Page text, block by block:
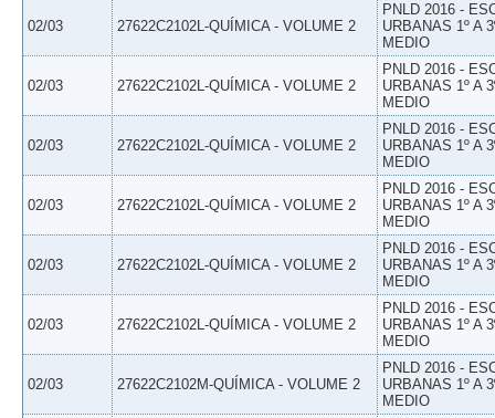
02/03 27622C2102L-QUÍMICA - VOLUME 2
PNLD 2016 -
URBANAS 1º A
MEDIO
02/03 27622C2102L-QUÍMICA - VOLUME 2
PNLD 2016 -
URBANAS 1º A
MEDIO
02/03 27622C2102L-QUÍMICA - VOLUME 2
PNLD 2016 -
URBANAS 1º A
MEDIO
02/03 27622C2102L-QUÍMICA - VOLUME 2
PNLD 2016 -
URBANAS 1º A
MEDIO
02/03 27622C2102L-QUÍMICA - VOLUME 2
PNLD 2016 -
URBANAS 1º A
MEDIO
02/03 27622C2102L-QUÍMICA - VOLUME 2
PNLD 2016 -
URBANAS 1º A
MEDIO
02/03 27622C2102M-QUÍMICA - VOLUME 2
PNLD 2016 -
URBANAS 1º A
MEDIO